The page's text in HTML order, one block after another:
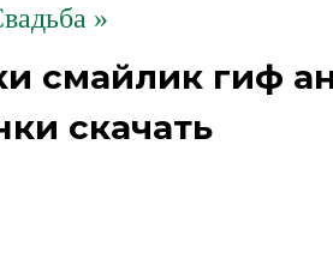
»
смайлик гиф
скачать